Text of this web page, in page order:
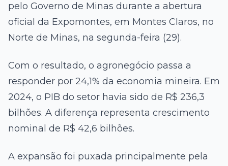
pelo Governo de Minas durante a abertura
oficial da Expomontes, em Montes Claros, no
Norte de Minas, na segunda-feira (29).
Com o resultado, o agronegócio passa a
responder por 24,1% da economia mineira. Em
2024, o PIB do setor havia sido de R$ 236,3
bilhões. A diferença representa crescimento
nominal de R$ 42,6 bilhões.
A expansão foi puxada principalmente pela